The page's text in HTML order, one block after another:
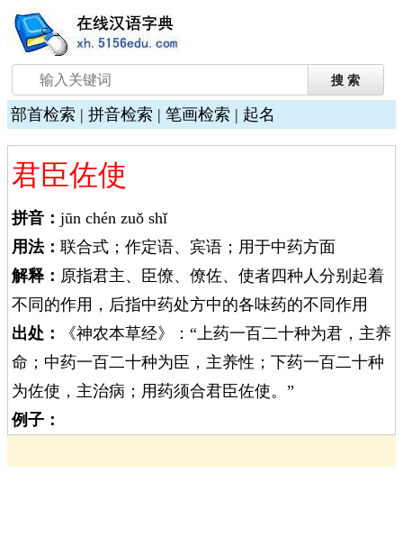
部首检索 | 拼音检索 | 笔画检索 | 起名
君臣佐使
拼音： jūn chén zuǒ shǐ
用法： 联合式；作定语、宾语；用于中药方面
解释： 原指君主、臣僚、僚佐、使者四种人分别起着
不同的作用，后指中药处方中的各味药的不同作用
出处：
《神农本草经》：“上药一百二十种为君，主养
命；中药一百二十种为臣，主养性；下药一百二十种
为佐使，主治病；用药须合君臣佐使。”
例子：